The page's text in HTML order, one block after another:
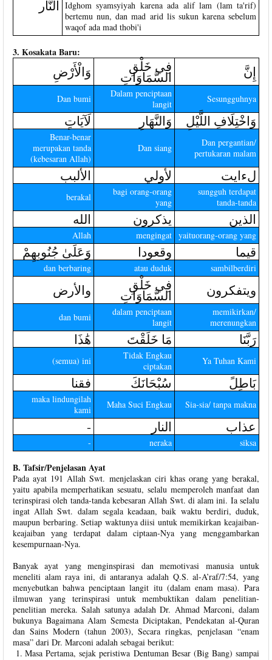
النَّار Idghom syamsyiyah karena ada alif lam (lam ta'rif)
bertemu nun, dan mad arid lis sukun karena sebelum
waqof ada mad thobi'i
3. Kosakata Baru:
وَالْأَرْضِ فِي خَلْقِ
السَّمَاوَاتِ إِنَّ
Dan bumi
Dalam penciptaan
langit
Sesungguhnya
لَآيَاتٍ وَالنَّهَارِ وَاخْتِلَافِ اللَّيْلِ
Benar-benar
merupakan tanda
(kebesaran Allah)
Dan siang
Dan pergantian/
pertukaran malam
الألبب لأولي لءايت
berakal
bagi orang-orang
yang
sungguh terdapat
tanda-tanda
الله يذكرون الذين
Allah mengingat yaituorang-orang yang
وَعَلَىٰ جُنُوبِهِمْ وقعودا قيما
dan berbaring atau duduk sambilberdiri
والأرض فِي خَلْقِ
السَّمَاوَاتِ ويتفكرون
dan bumi
dalam penciptaan
langit
memikirkan/
merenungkan
هَٰذَا مَا خَلَقْتَ رَبَّنَا
(semua) ini
Tidak Engkau
ciptakan
Ya Tuhan Kami
فقنا سُبْحَانَكَ بَاطِلً
maka lindungilah
kami
Maha Suci Engkau Sia-sia/ tanpa makna
- النار عذاب
- neraka siksa
B. Tafsir/Penjelasan Ayat
Pada ayat 191 Allah Swt. menjelaskan ciri khas orang yang berakal,
yaitu apabila memperhatikan sesuatu, selalu memperoleh manfaat dan
terinspirasi oleh tanda-tanda kebesaran Allah Swt. di alam ini. Ia selalu
ingat Allah Swt. dalam segala keadaan, baik waktu berdiri, duduk,
maupun berbaring. Setiap waktunya diisi untuk memikirkan keajaiban-
keajaiban yang terdapat dalam ciptaan-Nya yang menggambarkan
kesempurnaan-Nya.
Banyak ayat yang menginspirasi dan memotivasi manusia untuk
meneliti alam raya ini, di antaranya adalah Q.S. al-A’raf/7:54, yang
menyebutkan bahwa penciptaan langit itu (dalam enam masa). Para
ilmuwan yang terinspirasi untuk membuktikan dalam penelitian-
penelitian mereka. Salah satunya adalah Dr. Ahmad Marconi, dalam
bukunya Bagaimana Alam Semesta Diciptakan, Pendekatan al-Quran
dan Sains Modern (tahun 2003), Secara ringkas, penjelasan “enam
masa” dari Dr. Marconi adalah sebagai berikut:
Masa Pertama, sejak peristiwa Dentuman Besar (Big Bang) sampai